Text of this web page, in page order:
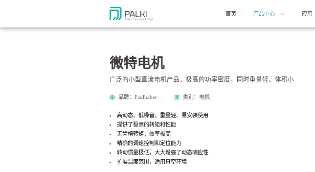
首页 产品中心 应用
微特电机
广泛的小型直流电机产品，极高的功率密度，同时重量轻、体积小
品牌：Faulhaber 类别：电机
高动态、低噪音、重量轻、易安装使用
提供了极高的转矩和性能
无齿槽转矩，效率极高
精确的调速控制和定位能力
转动惯量极低，大大增强了动态响应性
扩展温度范围，适用真空环境